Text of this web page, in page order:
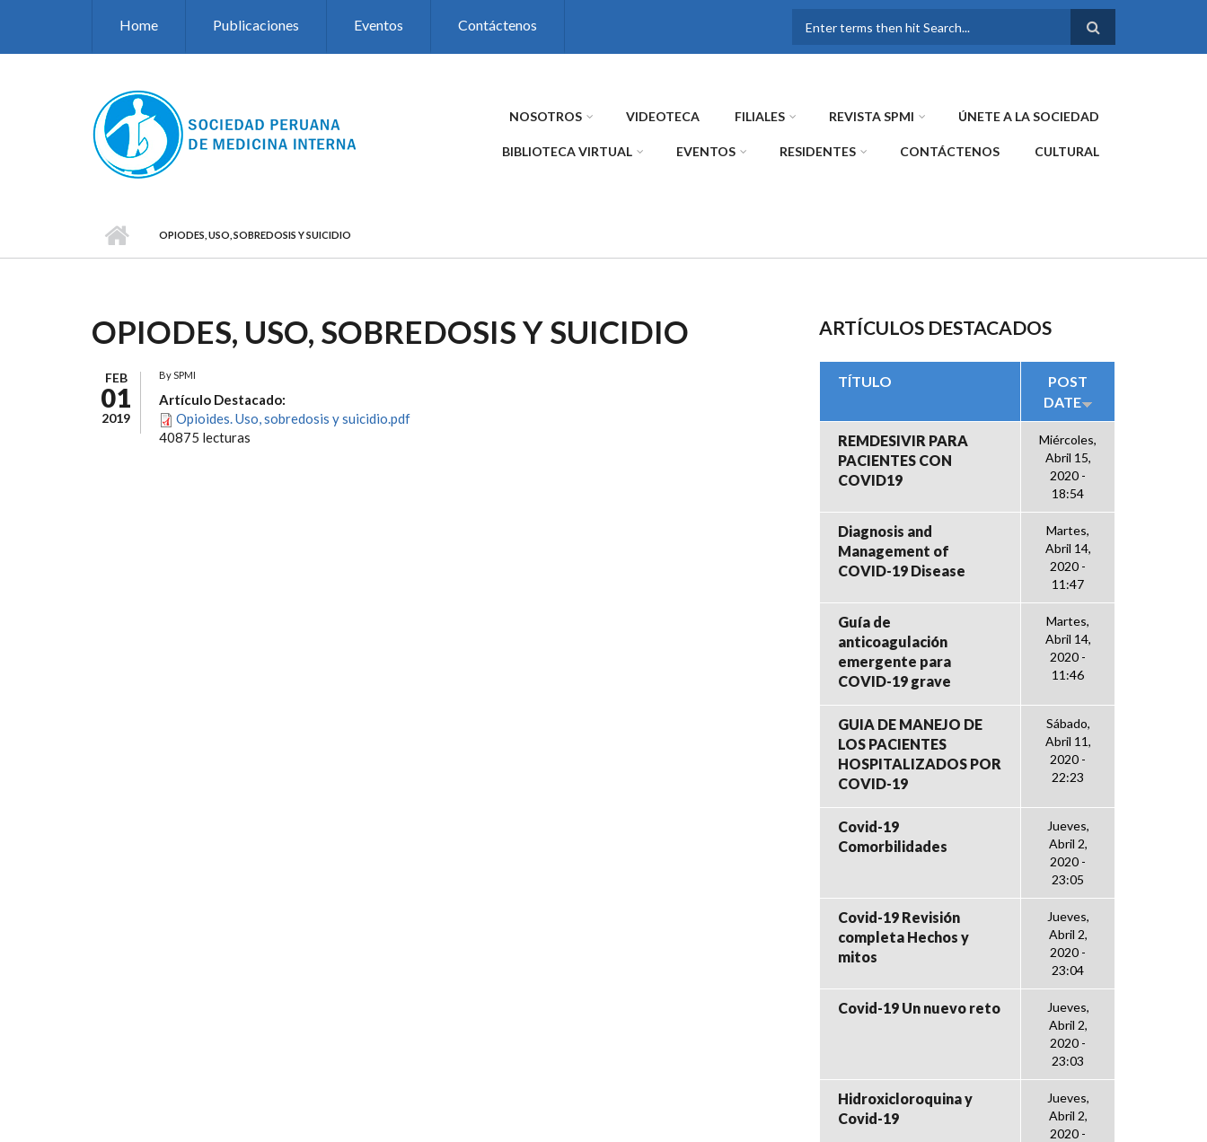
Home Publicaciones Eventos Contáctenos
FORMULARIO DE
NOSOTROS VIDEOTECA FILIALES REVISTA SPMI ÚNETE A LA SOCIEDAD
BIBLIOTECA VIRTUAL EVENTOS RESIDENTES CONTÁCTENOS CULTURAL
OPIODES, USO, SOBREDOSIS Y SUICIDIO
OPIODES, USO, SOBREDOSIS Y SUICIDIO
FEB
01
2019
BySPMI
Artículo Destacado:
Opioides. Uso, sobredosis y suicidio.pdf
40875 lecturas
ARTÍCULOS DESTACADOS
TÍTULO
POST
DATE
REMDESIVIR PARA
PACIENTES CON
COVID19
Miércoles,
Abril 15,
2020 -
18:54
Diagnosis and
Management of
COVID-19 Disease
Martes,
Abril 14,
2020 -
11:47
Guía de
anticoagulación
emergente para
COVID-19 grave
Martes,
Abril 14,
2020 -
11:46
GUIA DE MANEJO DE
LOS PACIENTES
HOSPITALIZADOS POR
COVID-19
Sábado,
Abril 11,
2020 -
22:23
Covid-19
Comorbilidades
Jueves,
Abril 2,
2020 -
23:05
Covid-19 Revisión
completa Hechos y
mitos
Jueves,
Abril 2,
2020 -
23:04
Covid-19 Un nuevo reto
Jueves,
Abril 2,
2020 -
23:03
Hidroxicloroquina y
Covid-19
Jueves,
Abril 2,
2020 -